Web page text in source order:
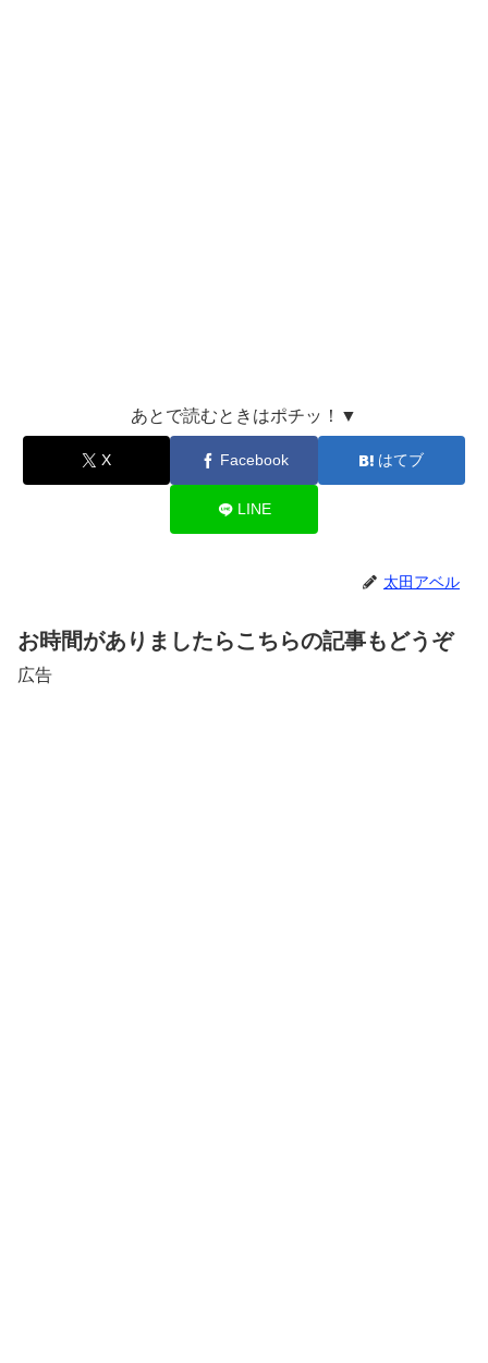
あとで読むときはポチッ！▼
X Facebook はてブ
LINE
太田アベル
お時間がありましたらこちらの記事もどうぞ
広告